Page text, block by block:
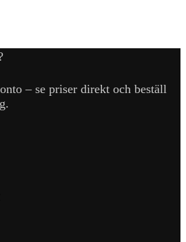
– se priser direkt och beställ